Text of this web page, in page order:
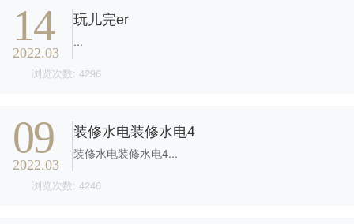
14
2022.03
玩儿完er
...
浏览次数: 4296
09
2022.03
装修水电装修水电4
装修水电装修水电4...
浏览次数: 4246